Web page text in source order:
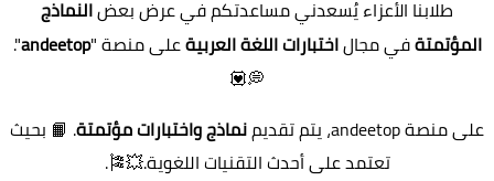
طلابنا الأعزاء يُسعدني مساعدتكم في عرض بعضالنماذج
المؤتمتةفي مجالاختبارات اللغة العربيةعلى منصة "andeetop
".
💭💟
على منصة andeetop، يتم تقديم
نماذج واختبارات مؤتمتة.
📙 بحيث
تعتمد على أحدث التقنيات اللغوية.💥🎏.